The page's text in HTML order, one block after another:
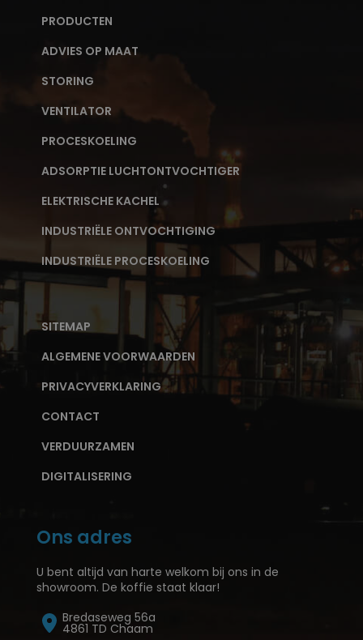
PRODUCTEN
ADVIES OP MAAT
STORING
VENTILATOR
PROCESKOELING
ADSORPTIE LUCHTONTVOCHTIGER
ELEKTRISCHE KACHEL
INDUSTRIËLE ONTVOCHTIGING
INDUSTRIËLE PROCESKOELING
SITEMAP
ALGEMENE VOORWAARDEN
PRIVACYVERKLARING
CONTACT
VERDUURZAMEN
DIGITALISERING
Ons adres
U bent altijd van harte welkom bij ons in de
showroom. De koffie staat klaar!
Bredaseweg 56a
4861 TD Chaam